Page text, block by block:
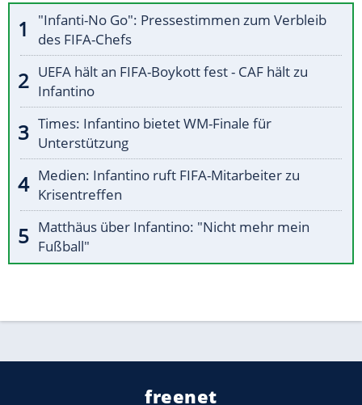
"Infanti-No Go": Pressestimmen zum Verbleib
des FIFA-Chefs
UEFA hält an FIFA-Boykott fest - CAF hält zu
Infantino
Times: Infantino bietet WM-Finale für
Unterstützung
Medien: Infantino ruft FIFA-Mitarbeiter zu
Krisentreffen
Matthäus über Infantino: "Nicht mehr mein
Fußball"
freenet